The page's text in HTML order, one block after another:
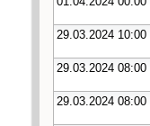
29.03.2024 10:00
29.03.2024 08:00
29.03.2024 08:00